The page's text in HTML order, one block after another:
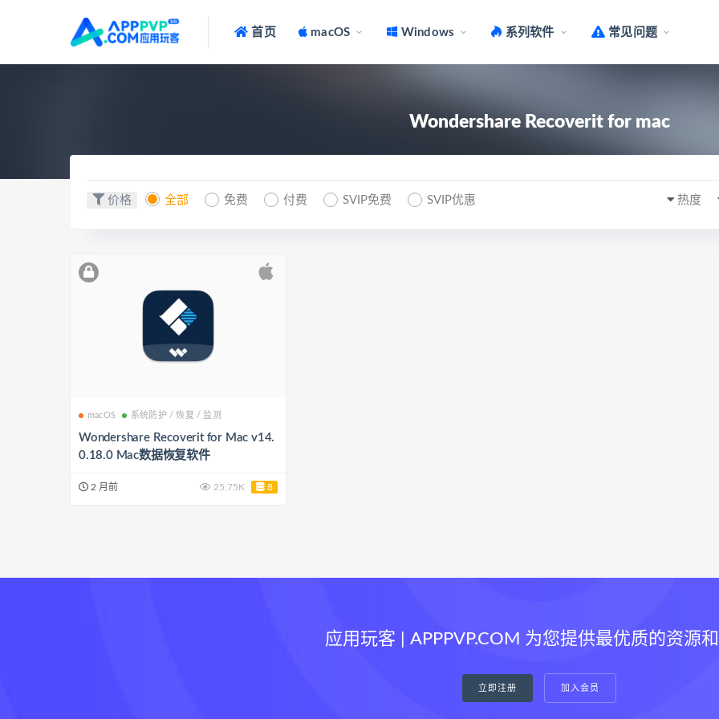
首页 macOS Windows 系列软件 常见问题
Wondershare Recoverit for mac
价格 全部 免费 付费 SVIP免费 SVIP优惠 热度
macOS 系统防护 / 恢复 / 监测
Wondershare Recoverit for Mac v14.
0.18.0 Mac数据恢复软件
2 月前 25.75K 8
应用玩客 | APPPVP.COM 为您提供最优质的资源
立即注册 加入会员